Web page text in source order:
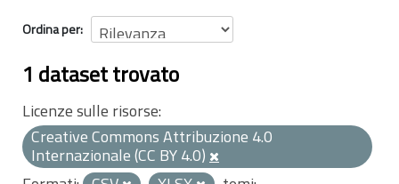
Ordina per
1 dataset trovato
Licenze sulle risorse:
Creative Commons Attribuzione 4.0
Internazionale (CC BY 4.0)